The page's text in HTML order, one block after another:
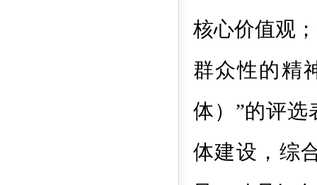
核心价值观
群众性的精
体）”的评选
体建设，综